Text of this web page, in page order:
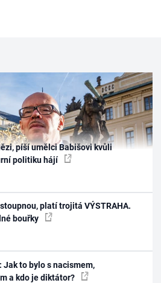
píší umělci Babišovi kvůli
politiku hájí
platí trojitá VÝSTRAHA.
bouřky
Jak to bylo s nacismem,
a kdo je diktátor?